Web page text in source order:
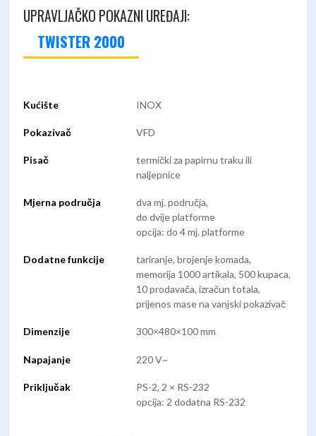
UPRAVLJAČKO POKAZNI UREĐAJI:
TWISTER 2000
Kućište INOX
Pokazivač VFD
Pisač
termički za papirnu traku ili
naljepnice
Mjerna područja
dva mj. područja,
do dvije platforme
opcija: do 4 mj. platforme
Dodatne funkcije
tariranje, brojenje komada,
memorija 1000 artikala, 500 kupaca,
10 prodavača, izračun totala,
prijenos mase na vanjski pokazivač
Dimenzije 300×480×100 mm
Napajanje 220 V~
Priključak
PS-2, 2 × RS-232
opcija: 2 dodatna RS-232